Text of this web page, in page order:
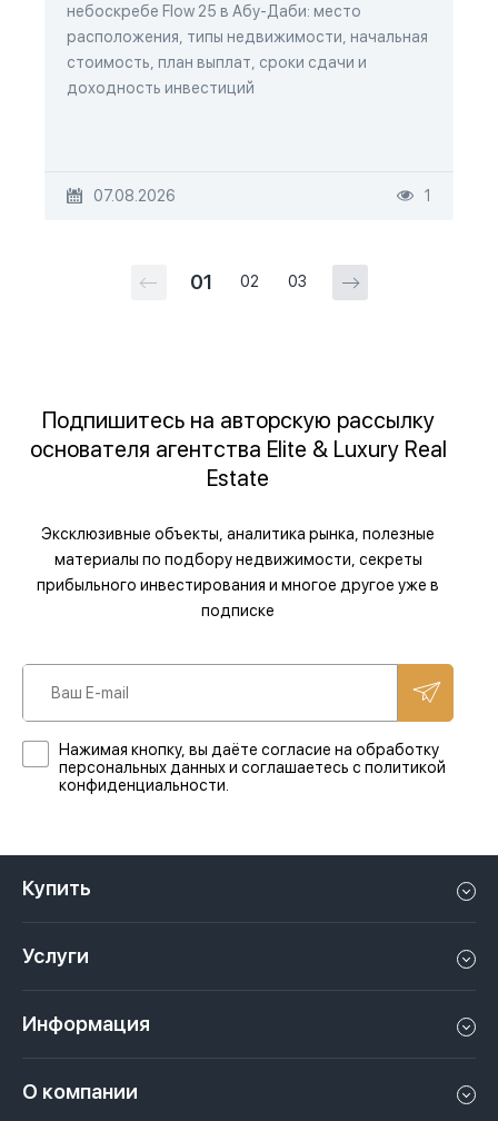
небоскребе Flow 25 в Абу-Даби: место
расположения, типы недвижимости, начальная
стоимость, план выплат, сроки сдачи и
доходность инвестиций
07.08.2026 1
01 02 03
Подпишитесь на авторскую рассылку
основателя агентства Elite & Luxury Real
Estate
Эксклюзивные объекты, аналитика рынка, полезные
материалы по подбору недвижимости, секреты
прибыльного инвестирования и многое другое уже в
подписке
Нажимая кнопку, вы даёте согласие на обработку
персональных данных и соглашаетесь с политикой
конфиденциальности.
Купить
Апартаменты в Дубае
Пентхаус в Дубае
Услуги
Сдать недвижимость в Дубае, ОАЭ
Информация
О компании